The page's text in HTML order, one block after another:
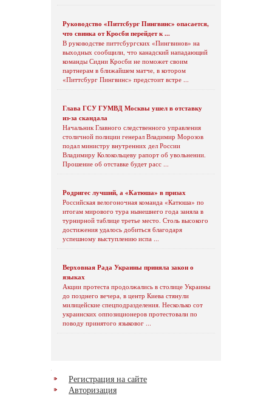
Руководство «Питтсбург Пингвинс» опасается,
что свинка от Кросби перейдет к ...
В руководстве питтсбургских «Пингвинов» на
выходных сообщили, что канадский нападающий
команды Сидни Кросби не поможет своим
партнерам в ближайшем матче, в котором
«Питтсбург Пингвинс» предстоит встре ...
Глава ГСУ ГУМВД Москвы ушел в отставку
из-за скандала
Начальник Главного следственного управления
столичной полиции генерал Владимир Морозов
подал министру внутренних дел России
Владимиру Колокольцеву рапорт об увольнении.
Прошение об отставке будет расс ...
Родригес лучший, а «Катюша» в призах
Российская велогоночная команда «Катюша» по
итогам мирового тура нынешнего года заняла в
турнирной таблице третье место. Столь высокого
достижения удалось добиться благодаря
успешному выступлению испа ...
Верховная Рада Украины приняла закон о
языках
Акции протеста продолжались в столице Украины
до позднего вечера, в центр Киева стянули
милицейские спецподразделения. Несколько сот
украинских оппозиционеров протестовали по
поводу принятого языковог ...
Регистрация на сайте
Авторизация